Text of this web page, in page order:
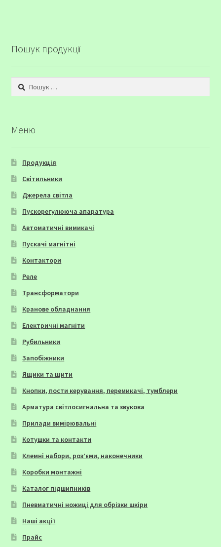
Пошук продукції
Пошук:
Меню
Продукція
Світильники
Джерела світла
Пускорегулююча апаратура
Автоматичні вимикачі
Пускачі магнітні
Контактори
Реле
Трансформатори
Кранове обладнання
Електричні магніти
Рубильники
Запобіжники
Ящики та щити
Кнопки, пости керування, перемикачі, тумблери
Арматура світлосигнальна та звукова
Прилади вимірювальні
Котушки та контакти
Клемні набори, роз’єми, наконечники
Коробки монтажні
Каталог підшипників
Пневматичні ножиці для обрізки шкіри
Наші акції
Прайс